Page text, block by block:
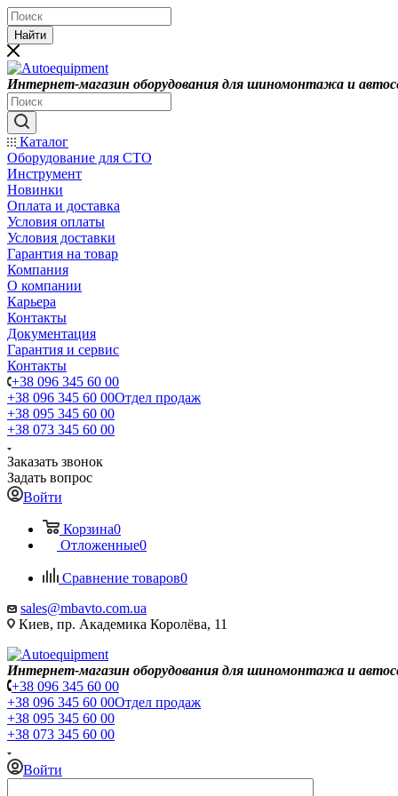
Найти
Интернет-магазин оборудования для шиномонтажа и
Каталог
Оборудование для СТО
Инструмент
Новинки
Оплата и доставка
Условия оплаты
Условия доставки
Гарантия на товар
Компания
О компании
Карьера
Контакты
Документация
Гарантия и сервис
Контакты
+38 096 345 60 00
+38 096 345 60 00Отдел продаж
+38 095 345 60 00
+38 073 345 60 00
Заказать звонок
Задать вопрос
Войти
Корзина0
Отложенные0
Сравнение товаров0
sales@mbavto.com.ua
Киев, пр. Академика Королёва, 11
Интернет-магазин оборудования для шиномонтажа и
+38 096 345 60 00
+38 096 345 60 00Отдел продаж
+38 095 345 60 00
+38 073 345 60 00
Войти